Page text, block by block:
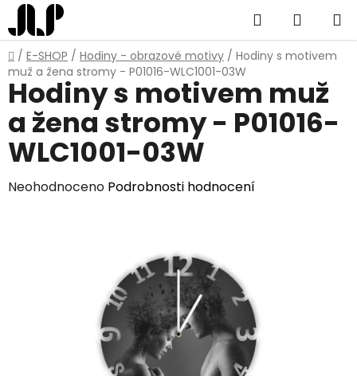
Přejít
na
obsah
Hledat
KOŠÍK
Domů
/ E-SHOP / Hodiny - obrazové motivy / Hodiny s motivem
muž a žena stromy - P01016-WLC1001-03W
Hodiny s motivem muž
a žena stromy - P01016-
WLC1001-03W
Průměrné
Neohodnoceno Podrobnosti hodnocení